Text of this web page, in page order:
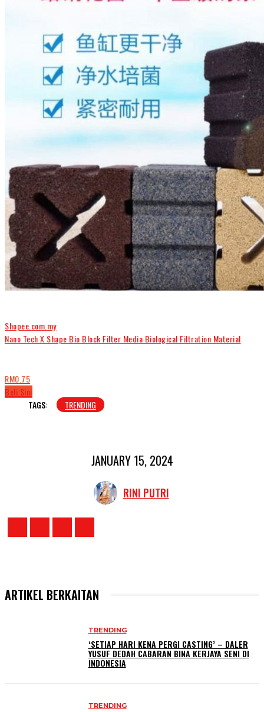
Shopee.com.my
Nano Tech X Shape Bio Block Filter Media Biological Filtration Material
RM0.75
Beli Sini
TAGS:
TRENDING
JANUARY 15, 2024
RINI PUTRI
ARTIKEL BERKAITAN
TRENDING
‘SETIAP HARI KENA PERGI CASTING’ – DALER
YUSUF DEDAH CABARAN BINA KERJAYA SENI DI
INDONESIA
TRENDING